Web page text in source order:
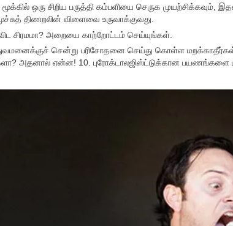
ஒரு சிறிய பருத்தி கம்பளியை செருக முயற்சிக்கவும்,
திணறலின் விளைவை உருவாக்குவது.
விட சிரமமா? அறையை காற்றோட்டம் செய்யுங்கள்.
சென்று பரிசோதனை செய்து கொள்ள
அதனால் என்ன! 10. புரோக்டாலஜிஸ்ட்டுக்கான பயணங்களை